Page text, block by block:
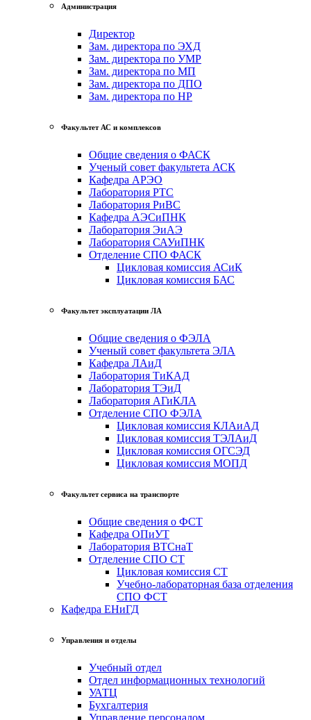
Администрация
Директор
Зам. директора по ЭХД
Зам. директора по УМР
Зам. директора по МП
Зам. директора по ДПО
Зам. директора по НР
Факультет АС и комплексов
Общие сведения о ФАСК
Ученый совет факультета АСК
Кафедра АРЭО
Лаборатория РТС
Лаборатория РиВС
Кафедра АЭСиПНК
Лаборатория ЭиАЭ
Лаборатория САУиПНК
Отделение СПО ФАСК
Цикловая комиссия АСиК
Цикловая комиссия БАС
Факультет эксплуатации ЛА
Общие сведения о ФЭЛА
Ученый совет факультета ЭЛА
Кафедра ЛАиД
Лаборатория ТиКАД
Лаборатория ТЭиД
Лаборатория АГиКЛА
Отделение СПО ФЭЛА
Цикловая комиссия КЛАиАД
Цикловая комиссия ТЭЛАиД
Цикловая комиссия ОГСЭД
Цикловая комиссия МОПД
Факультет сервиса на транспорте
Общие сведения о ФСТ
Кафедра ОПиУТ
Лаборатория ВТСнаТ
Отделение СПО СТ
Цикловая комиссия СТ
Учебно-лабораторная база отделения
СПО ФСТ
Кафедра ЕНиГД
Управления и отделы
Учебный отдел
Отдел информационных технологий
УАТЦ
Бухгалтерия
Управление персоналом